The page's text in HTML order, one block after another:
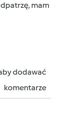
mam
dodawać
komentarze